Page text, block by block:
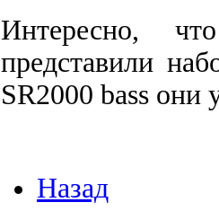
Интересно,
представили
SR2000 bass они
Назад